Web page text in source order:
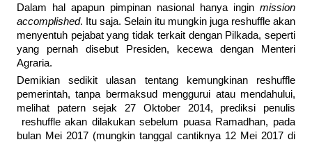
Dalam hal apapun pimpinan nasional hanya ingin mission
accomplished. Itu saja. Selain itu mungkin juga reshuffle akan
menyentuh pejabat yang tidak terkait dengan Pilkada, seperti
yang pernah disebut Presiden, kecewa dengan Menteri
Agraria.
Demikian sedikit ulasan tentang kemungkinan reshuffle
pemerintah, tanpa bermaksud menggurui atau mendahului,
melihat patern sejak 27 Oktober 2014, prediksi penulis
reshuffle akan dilakukan sebelum puasa Ramadhan, pada
bulan Mei 2017 (mungkin tanggal cantiknya 12 Mei 2017 di